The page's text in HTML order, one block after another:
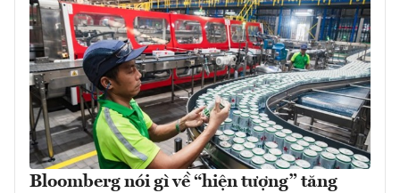
Bloomberg nói gì về “hiện tượng” tăng